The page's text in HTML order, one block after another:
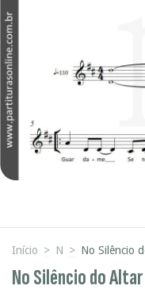
Início > N > No Silêncio
No Silêncio do